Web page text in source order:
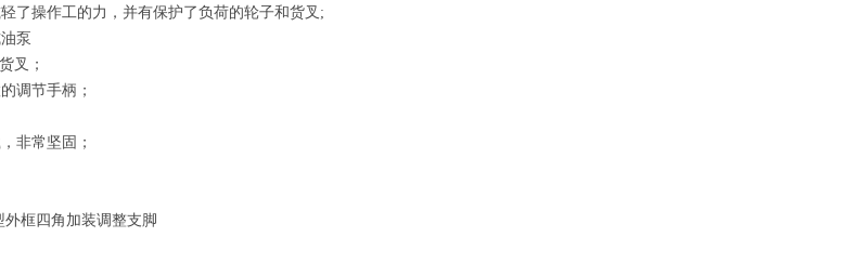
了操作工的力，并有保护了负荷的轮子和货叉 ;
泵
叉；
调节手柄；
非常坚固；
外框四角加装调整支脚